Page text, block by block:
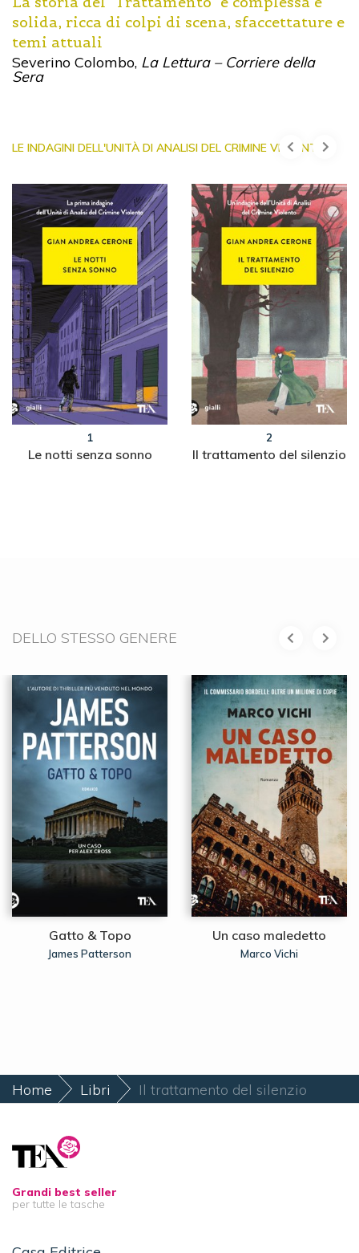
solida, ricca di colpi di scena, sfaccettature e
temi attuali
Severino Colombo, La Lettura – Corriere della
Sera
LE INDAGINI DELL'UNITÀ DI ANALISI DEL CRIMINE VIOLENTO
1
Le notti senza sonno
2
Il trattamento del silenzio
DELLO STESSO GENERE
Gatto & Topo
James Patterson
Un caso maledetto
Marco Vichi
Home Libri Il trattamento del silenzio
Grandi best seller
per tutte le tasche